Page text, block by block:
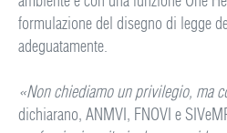
formulazione del disegno di legge
adeguatamente.
«Non chiediamo un privilegio, ma
dichiarano, ANMVI, FNOVI e